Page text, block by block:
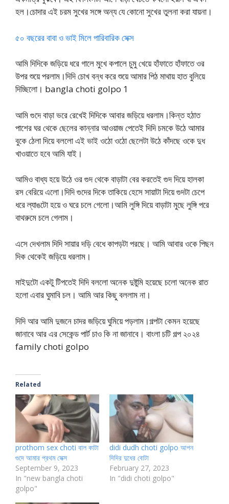
হল।চোদার এই চরম সুখের সঙ্গে অন্য যে কোনো সুখের তুলনা করা যায়না।
৫০ বছরের বাবা ও ভাই মিলে পারিবারিক সেক্স
আমি দিদিকে জড়িয়ে ধরে গালে মুখে কপালে চুমু খেয়ে হাঁফাতে হাঁফাতে ওর
উপর শুয়ে পরলাম।দিদি চোখ বন্ধ করে শুয়ে আমার পিঠ মাথায় হাত বুলিয়ে
দিচ্ছিলো। bangla choti golpo 1
আমি গুদে বাড়া ভরে রেখেই দিদিকে আবার জড়িয়ে ধরলাম।কিন্ত হঠাত
পাশের ঘর থেকে ছেলের কান্নার আওয়াজ পেতেই দিদি চমকে উঠে আমার
বুকে ঠেলা দিয়ে বললো এই ভাই ওঠো ওঠো ছেলেটা উঠে কাঁদছে ওকে দুধ
খাওয়াতে হবে আমি যাই।
আমিও বাধ্য হয়ে উঠে ওর গুদ থেকে বাড়াটা বের করতেই গুদ দিয়ে হালকা
রস বেরিয়ে এলো।দিদি গুদের দিকে তাকিয়ে হেসে সায়াটা দিয়ে গুদটা চেপে
ধরে ল্যাঙটো হয়ে ও ঘরে চলে গেলো।আমি লুঙ্গি দিয়ে বাড়াটা মুছে লুঙ্গি পরে
বাথরুমে চলে গেলাম।
এসে দেখলাম দিদি সায়ার দড়ি বেধে কাপড়টা পরছে। আমি আবার ওকে পিছন
দিক থেকেই জড়িয়ে ধরলাম।
মাইদুটো একটু টিপতেই দিদি বললো অনেক দুষ্টুমি হয়েছে চলো অনেক রাত
হলো এবার ঘুমাবি চল। আমি আর কিছু বললাম না।
দিদি আর আমি দুজনে চাদর জড়িয়ে ঘুমিয়ে পড়লাম।গল্পটা কেমন হয়েছে
জানাবে আর এর সেকেন্ড পার্ট চাও কি না জানাবে। বাংলা চটি গল্প ২০২৪
family choti golpo
Related
prothom sex choti বাল কাটা
গুদে আমার প্রথম সেক্স
September 9, 2023
In "new bangla choti
golpo"
didi dudh choti golpo আপন
দিদির দুধের বোটা
February 27, 2023
In "didi choti golpo"